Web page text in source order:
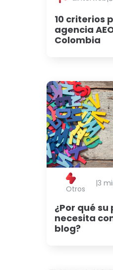
10 criterios
agencia
Colombia
Otros
|3
¿Por qué
necesita
blog?